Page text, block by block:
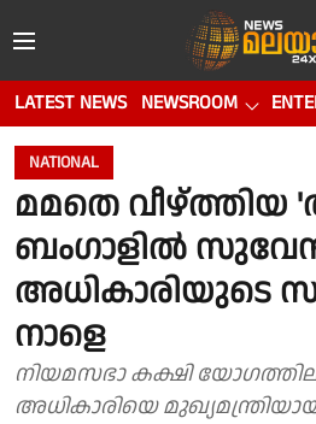
LATEST NEWS NEWSROOM
NATIONAL
മമതെ വീഴ്ത്തിയ
ബംഗാളില്‍
അധികാരിയുടെ
നാളെ
നിയമസഭാ കക്ഷി
അധികാരിയെ